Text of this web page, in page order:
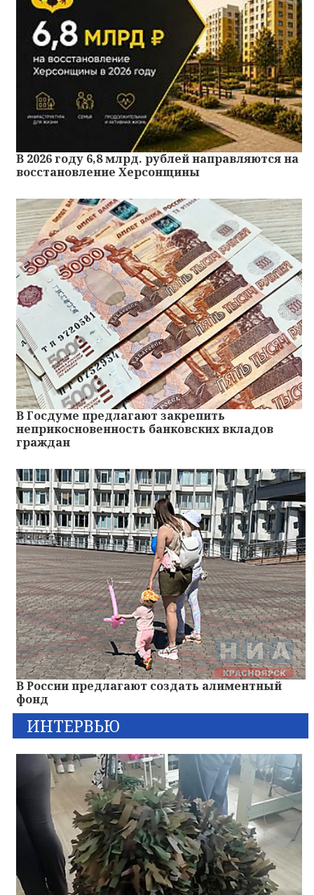
В 2026 году 6,8 млрд. рублей направляются на
восстановление Херсонщины
В Госдуме предлагают закрепить
неприкосновенность банковских вкладов
граждан
В России предлагают создать алиментный
фонд
ИНТЕРВЬЮ